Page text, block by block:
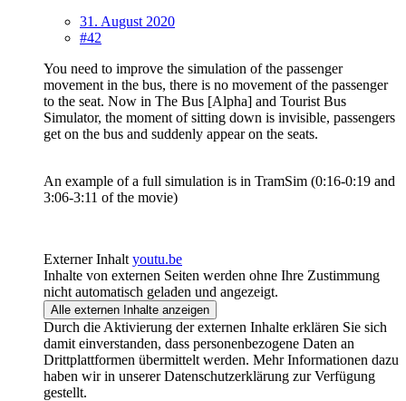
31. August 2020
#42
You need to improve the simulation of the passenger
movement in the bus, there is no movement of the passenger
to the seat. Now in The Bus [Alpha] and Tourist Bus
Simulator, the moment of sitting down is invisible, passengers
get on the bus and suddenly appear on the seats.
An example of a full simulation is in TramSim (0:16-0:19 and
3:06-3:11 of the movie)
Externer Inhalt youtu.be
Inhalte von externen Seiten werden ohne Ihre Zustimmung
nicht automatisch geladen und angezeigt.
Alle externen Inhalte anzeigen
Durch die Aktivierung der externen Inhalte erklären Sie sich
damit einverstanden, dass personenbezogene Daten an
Drittplattformen übermittelt werden. Mehr Informationen dazu
haben wir in unserer Datenschutzerklärung zur Verfügung
gestellt.